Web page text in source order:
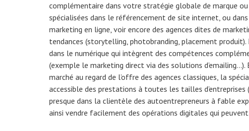
complémentaire dans votre stratégie globale de marque ou
spécialisées dans le référencement de site internet, ou
marketing en ligne, voir encore des agences dites de
tendances (storytelling, photobranding, placement produit).
dans le numérique qui intègrent des compétences
(exemple le marketing direct via des solutions
marché au regard de l’offre des agences classiques, la
accessible des prestations à toutes les tailles
presque dans la clientèle des autoentrepreneurs à fable
ainsi vendre facilement des opérations digitales qui